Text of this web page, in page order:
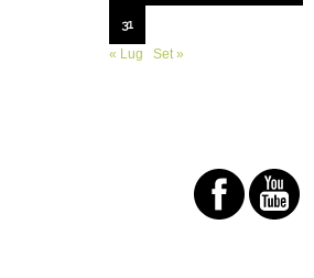
31
« Lug
Set »